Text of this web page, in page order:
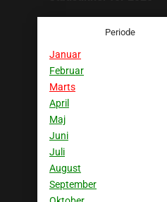
Periode
Januar
Februar
Marts
April
Maj
Juni
Juli
August
September